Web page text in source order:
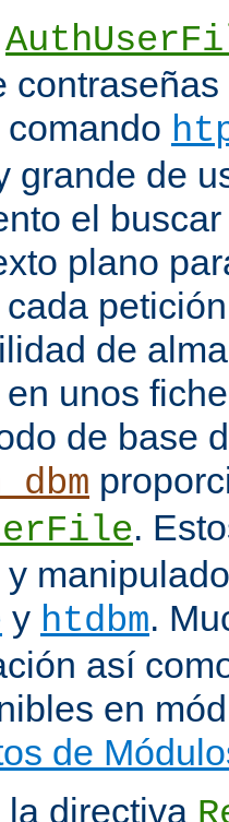
grande de
el
plano
de
unos
de base
.
y htdbm.
así
en
de
directiva